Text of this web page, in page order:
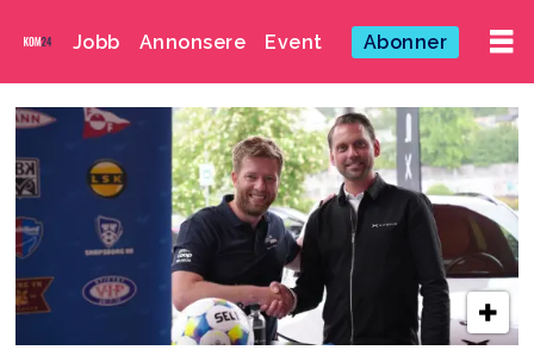
Jobb Annonsere Event Abonner
Emne:
xpeng